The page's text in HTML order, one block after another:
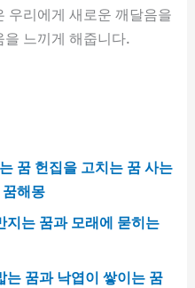
우리에게 새로운 깨달음을
느끼게 해줍니다.
꿈 헌집을 고치는 꿈 사는
해몽
지는 꿈과 모래에 묻히는
는 꿈과 낙엽이 쌓이는 꿈